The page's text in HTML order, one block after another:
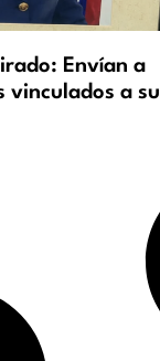
Envían a
vinculados a su